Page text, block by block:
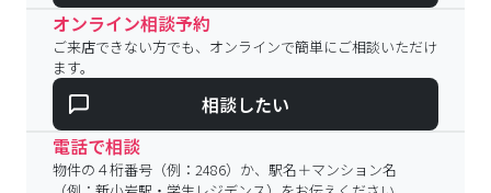
オンライン相談予約
ご来店できない方でも、オンラインで簡単にご相談いただけ
ます。
相談したい
電話で相談
物件の４桁番号（例：2486）か、駅名＋マンション名